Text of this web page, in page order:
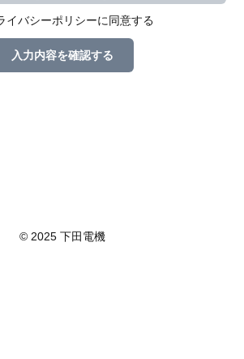
定義
いて「個人情報」とは、個人情報保護法
去及び第三者への提供の停止を行うこと
イバシーポリシーに同意する
入力内容を確認する
© 2025 下田電機